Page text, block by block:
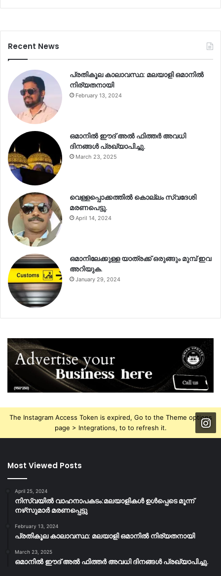
Recent News
പ്രതികൂല കാലാവസ്ഥ: മലയാളി ഒമാനിൽ
നിര്യതനായി
February 13, 2024
ഒമാനിൽ ഈദ് അൽ ഫിത്തർ അവധി
ദിനങ്ങൾ പ്രഖ്യാപിച്ചു.
March 23, 2025
വെള്ളപ്പൊക്കത്തിൽ കൊല്ലം സ്വദേശി
മരണപെട്ടു.
April 14, 2024
ഒമാനിലേക്കുള്ള യാത്രക്ക് ഒരുങ്ങും മുമ്പ് ഇവ
അറിയുക.
January 29, 2024
The Instagram Access Token is expired, Go to the Theme options
page > Integrations, to to refresh it.
Most Viewed Posts
April 25, 2024
നിസ്‌വയിൽ വാഹനാപകടം:മലയാളികള്‍ ഉള്‍പ്പെടെ മൂന്ന്
നഴ്‌സുമാര്‍ മരണപ്പെട്ടു
February 13, 2024
പ്രതികൂല കാലാവസ്ഥ: മലയാളി ഒമാനിൽ നിര്യതനായി
March 23, 2025
ഒമാനിൽ ഈദ് അൽ ഫിത്തർ അവധി ദിനങ്ങൾ പ്രഖ്യാപിച്ചു.